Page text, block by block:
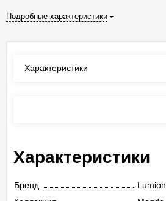
Подробные характеристики
Характеристики
Характеристики
Бренд
Lumion